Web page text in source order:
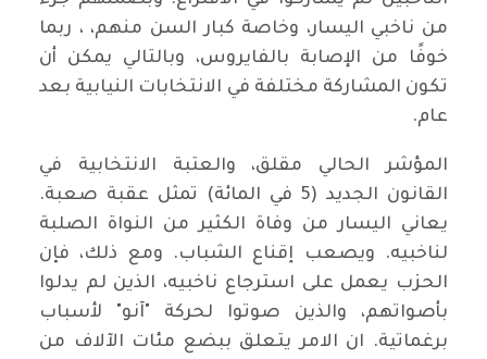
من ناخبي اليسار، وخاصة كبار السن منهم، ، ربما
خوفًا من الإصابة بالفايروس، وبالتالي يمكن أن
تكون المشاركة مختلفة في الانتخابات النيابية بعد
عام.
المؤشر الحالي مقلق، والعتبة الانتخابية في
القانون الجديد (5 في المائة) تمثل عقبة صعبة.
يعاني اليسار من وفاة الكثير من النواة الصلبة
لناخبيه. ويصعب إقناع الشباب. ومع ذلك، فإن
الحزب يعمل على استرجاع ناخبيه، الذين لم يدلوا
بأصواتهم، والذين صوتوا لحركة "آنو" لأسباب
برغماتية. ان الامر يتعلق ببضع مئات الآلاف من